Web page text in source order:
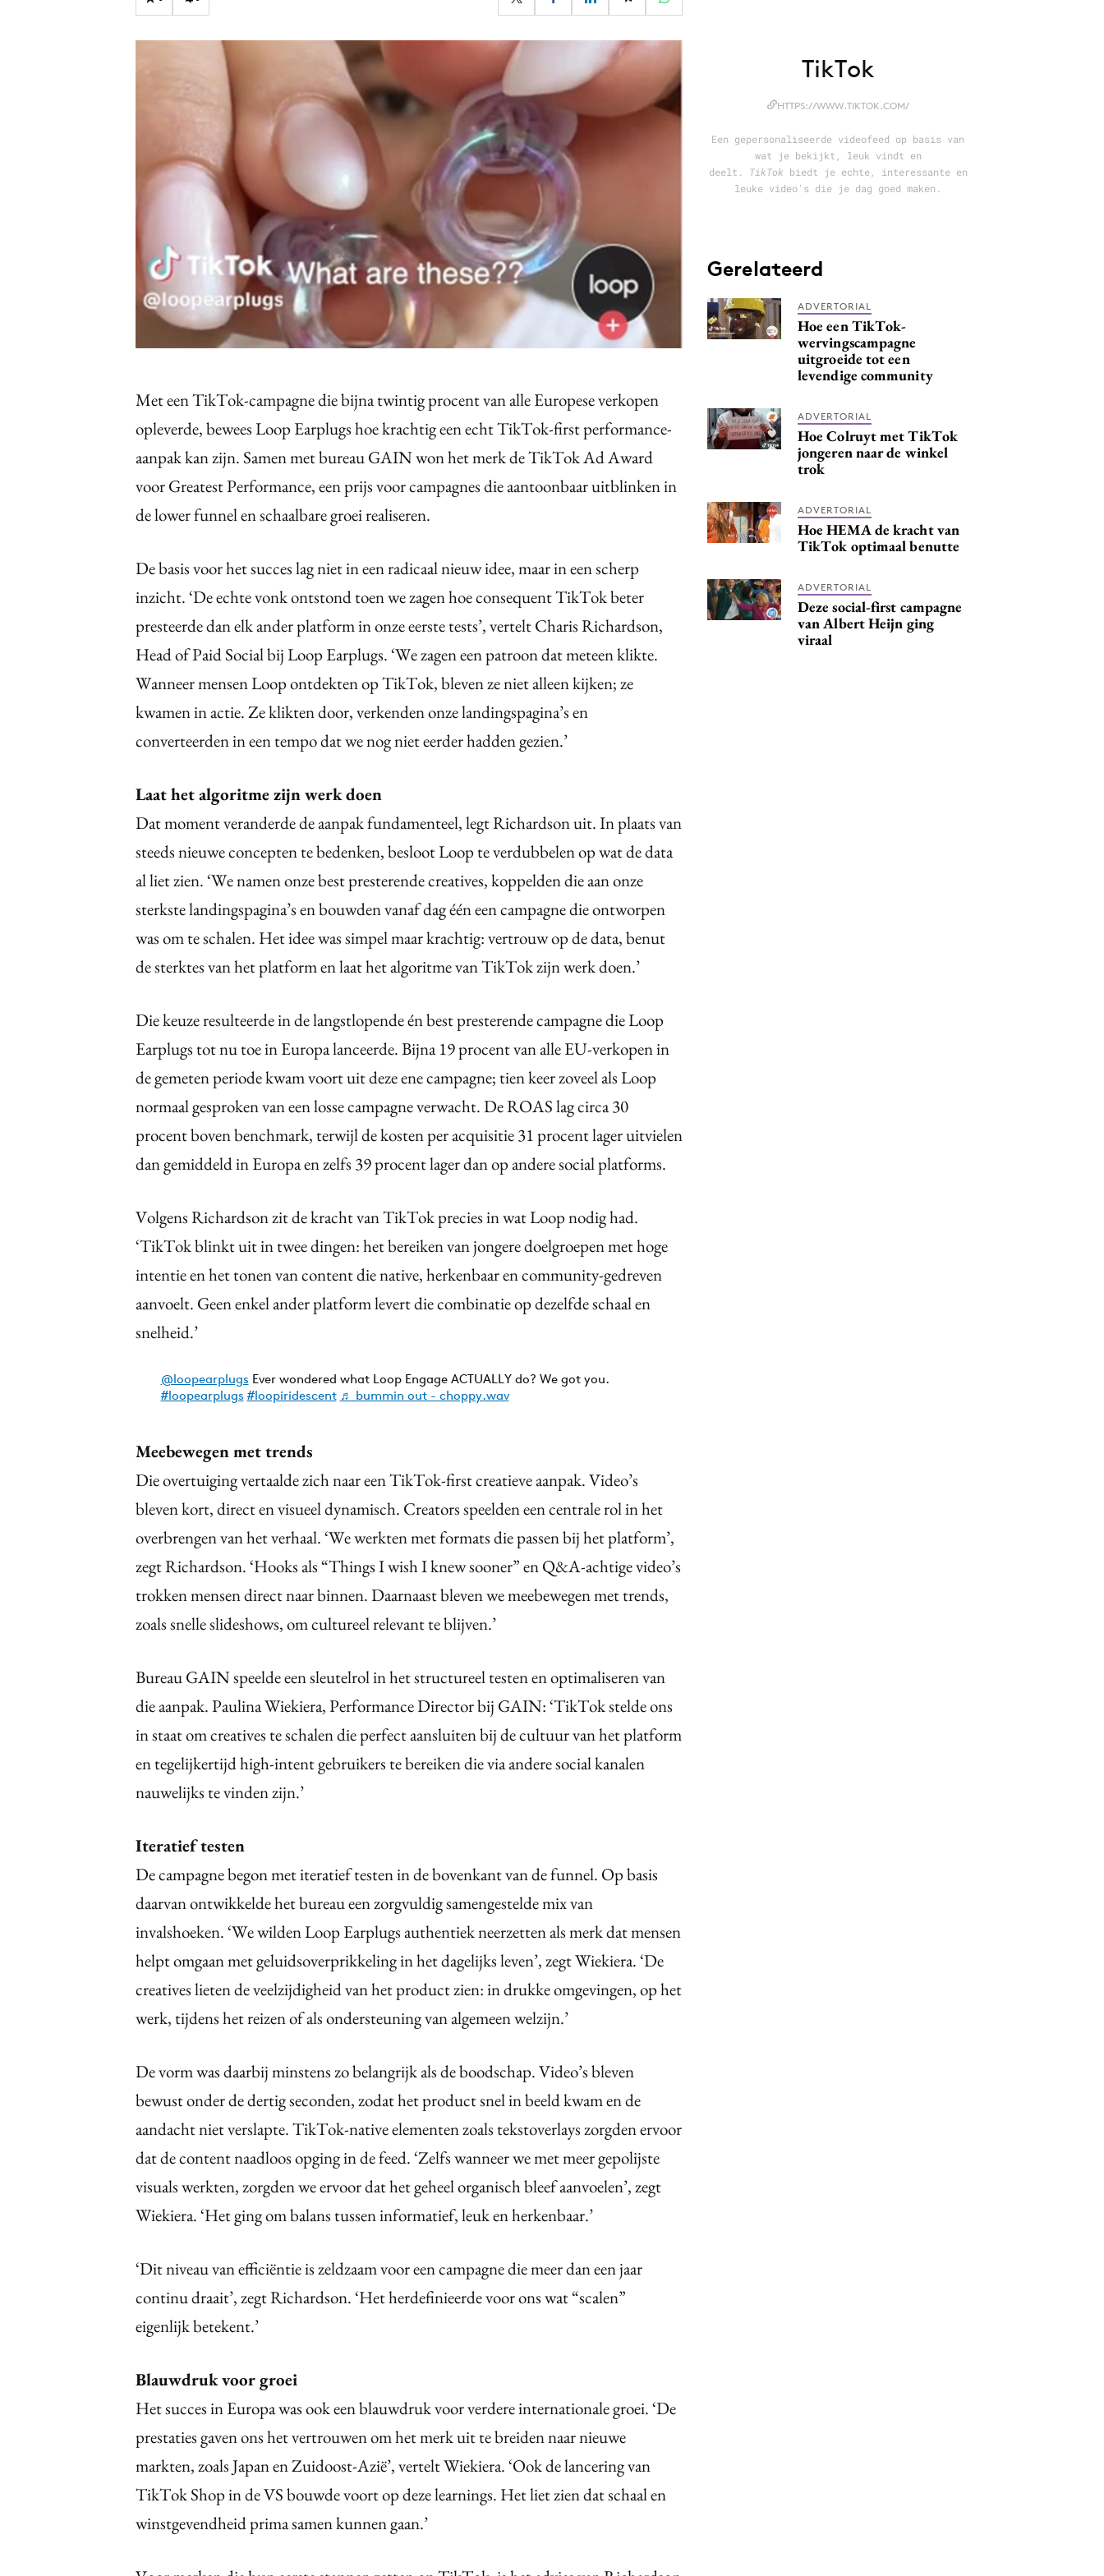
Influencer marketing
Interne communicatie
Martech
Reputatie & crisis
Met een TikTok-campagne die bijna twintig procent van alle Europese verkopen
opleverde, bewees Loop Earplugs hoe krachtig een echt TikTok-first performance-
aanpak kan zijn. Samen met bureau GAIN won het merk de TikTok Ad Award
voor Greatest Performance, een prijs voor campagnes die aantoonbaar uitblinken in
de lower funnel en schaalbare groei realiseren.
De basis voor het succes lag niet in een radicaal nieuw idee, maar in een scherp
inzicht. ‘De echte vonk ontstond toen we zagen hoe consequent TikTok beter
presteerde dan elk ander platform in onze eerste tests’, vertelt Charis Richardson,
Head of Paid Social bij Loop Earplugs. ‘We zagen een patroon dat meteen klikte.
Wanneer mensen Loop ontdekten op TikTok, bleven ze niet alleen kijken; ze
kwamen in actie. Ze klikten door, verkenden onze landingspagina’s en
converteerden in een tempo dat we nog niet eerder hadden gezien.’
Laat het algoritme zijn werk doen
Dat moment veranderde de aanpak fundamenteel, legt Richardson uit. In plaats van
steeds nieuwe concepten te bedenken, besloot Loop te verdubbelen op wat de data
al liet zien. ‘We namen onze best presterende creatives, koppelden die aan onze
sterkste landingspagina’s en bouwden vanaf dag één een campagne die ontworpen
was om te schalen. Het idee was simpel maar krachtig: vertrouw op de data, benut
de sterktes van het platform en laat het algoritme van TikTok zijn werk doen.’
Die keuze resulteerde in de langstlopende én best presterende campagne die Loop
Earplugs tot nu toe in Europa lanceerde. Bijna 19 procent van alle EU-verkopen in
de gemeten periode kwam voort uit deze ene campagne; tien keer zoveel als Loop
normaal gesproken van een losse campagne verwacht. De ROAS lag circa 30
procent boven benchmark, terwijl de kosten per acquisitie 31 procent lager uitvielen
dan gemiddeld in Europa en zelfs 39 procent lager dan op andere social platforms.
Volgens Richardson zit de kracht van TikTok precies in wat Loop nodig had.
‘TikTok blinkt uit in twee dingen: het bereiken van jongere doelgroepen met hoge
intentie en het tonen van content die native, herkenbaar en community-gedreven
aanvoelt. Geen enkel ander platform levert die combinatie op dezelfde schaal en
snelheid.’
@loopearplugs Ever wondered what Loop Engage ACTUALLY do? We got you.
#loopearplugs #loopiridescent ♬ bummin out - choppy.wav
Meebewegen met trends
Die overtuiging vertaalde zich naar een TikTok-first creatieve aanpak. Video’s
bleven kort, direct en visueel dynamisch. Creators speelden een centrale rol in het
overbrengen van het verhaal. ‘We werkten met formats die passen bij het platform’,
zegt Richardson. ‘Hooks als “Things I wish I knew sooner” en Q&A-achtige video’s
trokken mensen direct naar binnen. Daarnaast bleven we meebewegen met trends,
zoals snelle slideshows, om cultureel relevant te blijven.’
Bureau GAIN speelde een sleutelrol in het structureel testen en optimaliseren van
die aanpak. Paulina Wiekiera, Performance Director bij GAIN: ‘TikTok stelde ons
in staat om creatives te schalen die perfect aansluiten bij de cultuur van het platform
en tegelijkertijd high-intent gebruikers te bereiken die via andere social kanalen
nauwelijks te vinden zijn.’
Iteratief testen
De campagne begon met iteratief testen in de bovenkant van de funnel. Op basis
daarvan ontwikkelde het bureau een zorgvuldig samengestelde mix van
invalshoeken. ‘We wilden Loop Earplugs authentiek neerzetten als merk dat mensen
helpt omgaan met geluidsoverprikkeling in het dagelijks leven’, zegt Wiekiera. ‘De
creatives lieten de veelzijdigheid van het product zien: in drukke omgevingen, op het
werk, tijdens het reizen of als ondersteuning van algemeen welzijn.’
De vorm was daarbij minstens zo belangrijk als de boodschap. Video’s bleven
bewust onder de dertig seconden, zodat het product snel in beeld kwam en de
aandacht niet verslapte. TikTok-native elementen zoals tekstoverlays zorgden ervoor
dat de content naadloos opging in de feed. ‘Zelfs wanneer we met meer gepolijste
visuals werkten, zorgden we ervoor dat het geheel organisch bleef aanvoelen’, zegt
Wiekiera. ‘Het ging om balans tussen informatief, leuk en herkenbaar.’
‘Dit niveau van efficiëntie is zeldzaam voor een campagne die meer dan een jaar
continu draait’, zegt Richardson. ‘Het herdefinieerde voor ons wat “scalen”
eigenlijk betekent.’
Blauwdruk voor groei
Het succes in Europa was ook een blauwdruk voor verdere internationale groei. ‘De
prestaties gaven ons het vertrouwen om het merk uit te breiden naar nieuwe
markten, zoals Japan en Zuidoost-Azië’, vertelt Wiekiera. ‘Ook de lancering van
TikTok Shop in de VS bouwde voort op deze learnings. Het liet zien dat schaal en
winstgevendheid prima samen kunnen gaan.’
TikTok
HTTPS://WWW.TIKTOK.COM/
Een gepersonaliseerde videofeed op basis van
wat je bekijkt, leuk vindt en
deelt. TikTok biedt je echte, interessante en
leuke video's die je dag goed maken.
Gerelateerd
ADVERTORIAL
Hoe een TikTok-
wervingscampagne
uitgroeide tot een
levendige community
ADVERTORIAL
Hoe Colruyt met TikTok
jongeren naar de winkel
trok
ADVERTORIAL
Hoe HEMA de kracht van
TikTok optimaal benutte
ADVERTORIAL
Deze social-first campagne
van Albert Heijn ging
viraal